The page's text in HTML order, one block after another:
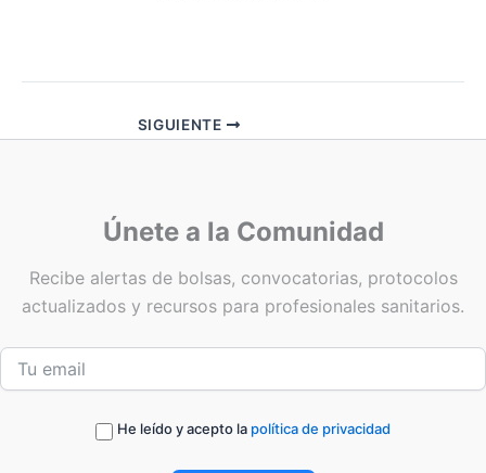
SIGUIENTE
Únete a la Comunidad
Recibe alertas de bolsas, convocatorias, protocolos
actualizados y recursos para profesionales sanitarios.
He leído y acepto la política de privacidad